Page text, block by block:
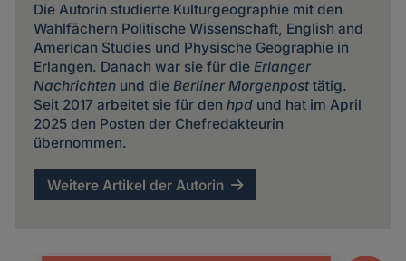
Die Autorin studierte Kulturgeographie mit den
Wahlfächern Politische Wissenschaft, English and
American Studies und Physische Geographie in
Erlangen. Danach war sie für die Erlanger
Nachrichtenund die Berliner Morgenposttätig.
Seit 2017 arbeitet sie für den hpdund hat im April
2025 den Posten der Chefredakteurin
übernommen.
Weitere Artikel der Autorin